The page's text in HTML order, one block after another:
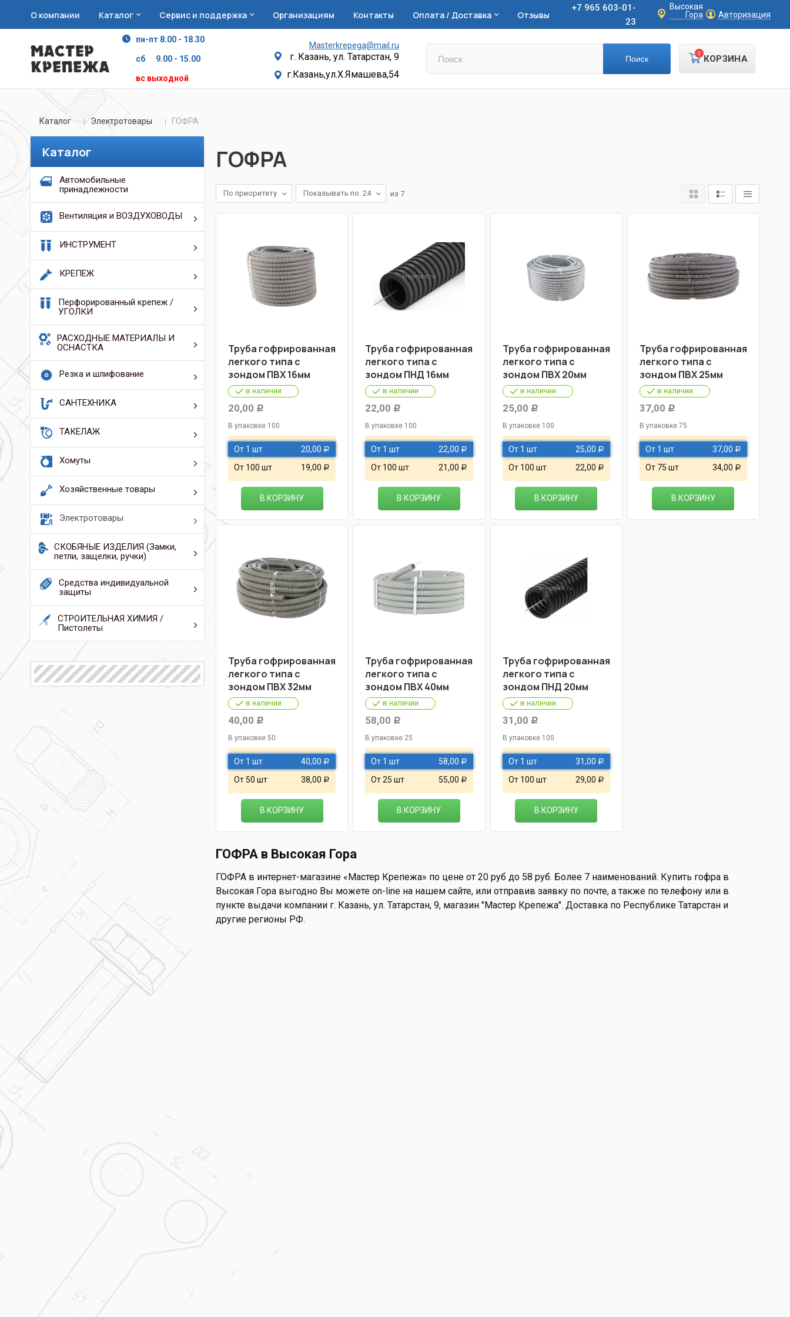
О компании Каталог Сервис и поддержка Организациям Контакты Оплата / Доставка Отзывы
+7 965 603-01-
23
Высокая
Гора
Авторизация
пн-пт 8.00 - 18.30
сб 9.00 - 15.00
вс выходной
Masterkrepega@mail.ru
г. Казань, ул. Татарстан, 9
г.Казань,ул.Х.Ямашева,54
КОРЗИНА
0
Каталог Электротовары ГОФРА
Каталог
Автомобильные
принадлежности
Вентиляция и ВОЗДУХОВОДЫ
ИНСТРУМЕНТ
КРЕПЕЖ
Перфорированный крепеж /
УГОЛКИ
РАСХОДНЫЕ МАТЕРИАЛЫ И
ОСНАСТКА
Резка и шлифование
САНТЕХНИКА
ТАКЕЛАЖ
Хомуты
Хозяйственные товары
Электротовары
СКОБЯНЫЕ ИЗДЕЛИЯ (Замки,
петли, защелки, ручки)
Средства индивидуальной
защиты
СТРОИТЕЛЬНАЯ ХИМИЯ /
Пистолеты
ГОФРА
По приоритету Показывать по: 24 из 7
Труба гофрированная
легкого типа с
зондом ПВХ 16мм
в наличии
20,00 Р
В упаковке 100
От 1 шт 20,00 Р
От 100 шт 19,00 Р
В КОРЗИНУ
Труба гофрированная
легкого типа с
зондом ПНД 16мм
в наличии
22,00 Р
В упаковке 100
От 1 шт 22,00 Р
От 100 шт 21,00 Р
В КОРЗИНУ
Труба гофрированная
легкого типа с
зондом ПВХ 20мм
в наличии
25,00 Р
В упаковке 100
От 1 шт 25,00 Р
От 100 шт 22,00 Р
В КОРЗИНУ
Труба гофрированная
легкого типа с
зондом ПВХ 25мм
в наличии
37,00 Р
В упаковке 75
От 1 шт 37,00 Р
От 75 шт 34,00 Р
В КОРЗИНУ
Труба гофрированная
легкого типа с
зондом ПВХ 32мм
в наличии
40,00 Р
В упаковке 50
От 1 шт 40,00 Р
От 50 шт 38,00 Р
В КОРЗИНУ
Труба гофрированная
легкого типа с
зондом ПВХ 40мм
в наличии
58,00 Р
В упаковке 25
От 1 шт 58,00 Р
От 25 шт 55,00 Р
В КОРЗИНУ
Труба гофрированная
легкого типа с
зондом ПНД 20мм
в наличии
31,00 Р
В упаковке 100
От 1 шт 31,00 Р
От 100 шт 29,00 Р
В КОРЗИНУ
ГОФРА в Высокая Гора
ГОФРА в интернет-магазине «Мастер Крепежа» по цене от 20 руб до 58 руб. Более 7 наименований. Купить гофра в
Высокая Гора выгодно Вы можете on-line на нашем сайте, или отправив заявку по почте, а также по телефону или в
пункте выдачи компании г. Казань, ул. Татарстан, 9, магазин "Мастер Крепежа". Доставка по Республике Татарстан и
другие регионы РФ.